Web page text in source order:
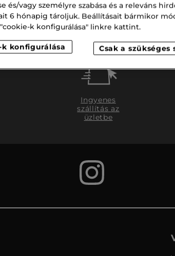
Vanília Parfüm
Mini Szett
Ingyenes
szállítás az
üzletbe
és/vagy személyre szabása és a releváns
6 hónapig tároljuk. Beállításait bármikor
k konfigurálása" linkre kattint.
k konfigurálása Csak a